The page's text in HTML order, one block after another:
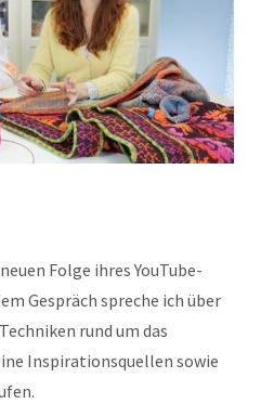
Folge ihres YouTube-
Gespräch spreche ich über
rund um das
Inspirationsquellen sowie